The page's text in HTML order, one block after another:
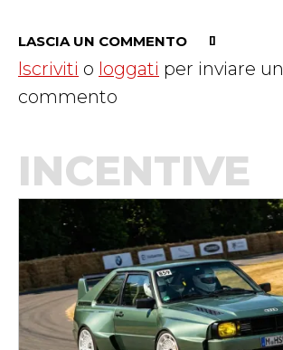
LASCIA UN COMMENTO
Iscriviti o loggati per inviare un
commento
INCENTIVE